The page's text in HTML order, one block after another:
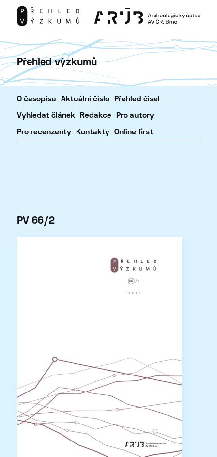
Přehled výzkumů
O časopisu Aktuální číslo Přehled čísel
Vyhledat článek Redakce Pro autory
Pro recenzenty Kontakty Online first
PV 66/2